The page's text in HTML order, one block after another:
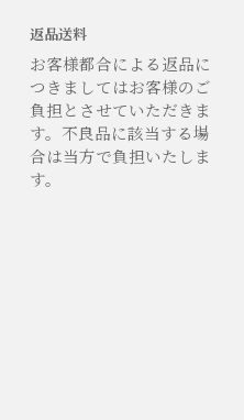
返品送料
お客様都合による返品に
つきましてはお客様のご
負担とさせていただきま
す。不良品に該当する場
合は当方で負担いたしま
す。